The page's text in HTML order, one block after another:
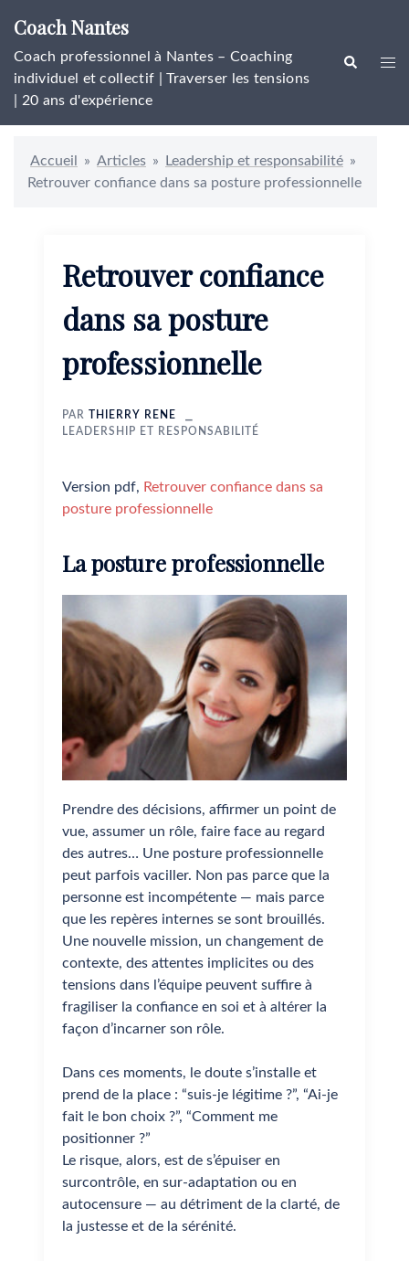
contenu
Coach Nantes
Coach professionnel à Nantes – Coaching
individuel et collectif | Traverser les tensions
| 20 ans d'expérience
Rechercher
Accueil » Articles » Leadership et responsabilité »
Retrouver confiance dans sa posture professionnelle
Retrouver confiance
dans sa posture
professionnelle
PARTHIERRY RENE
LEADERSHIP ET RESPONSABILITÉ
Version pdf, Retrouver confiance dans sa
posture professionnelle
La posture professionnelle
Prendre des décisions, affirmer un point de
vue, assumer un rôle, faire face au regard
des autres… Une posture professionnelle
peut parfois vaciller. Non pas parce que la
personne est incompétente — mais parce
que les repères internes se sont brouillés.
Une nouvelle mission, un changement de
contexte, des attentes implicites ou des
tensions dans l’équipe peuvent suffire à
fragiliser la confiance en soi et à altérer la
façon d’incarner son rôle.
Dans ces moments, le doute s’installe et
prend de la place : “suis-je légitime ?”, “Ai-je
fait le bon choix ?”, “Comment me
positionner ?”
Le risque, alors, est de s’épuiser en
surcontrôle, en sur-adaptation ou en
autocensure — au détriment de la clarté, de
la justesse et de la sérénité.